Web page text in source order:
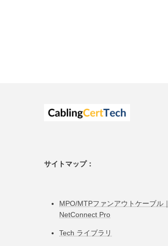
サイトマップ：
MPO/MTPファンアウトケーブル｜
NetConnect Pro
Tech ライブラリ